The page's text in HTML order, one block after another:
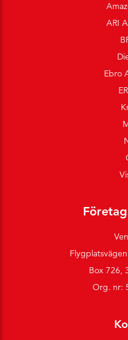
ARI
Ebro
Box 726,
Org. nr: